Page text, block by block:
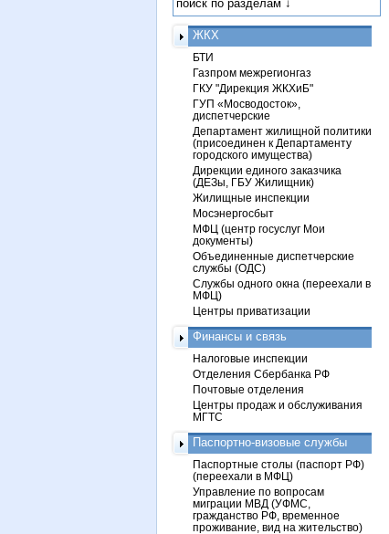
ЖКХ
БТИ
Газпром межрегионгаз
ГКУ "Дирекция ЖКХиБ"
ГУП «Мосводосток»,
диспетчерские
Департамент жилищной политики
(присоединен к Департаменту
городского имущества)
Дирекции единого заказчика
(ДЕЗы, ГБУ Жилищник)
Жилищные инспекции
Мосэнергосбыт
МФЦ (центр госуслуг Мои
документы)
Объединенные диспетчерские
службы (ОДС)
Службы одного окна (переехали в
МФЦ)
Центры приватизации
Финансы и связь
Налоговые инспекции
Отделения Сбербанка РФ
Почтовые отделения
Центры продаж и обслуживания
МГТС
Паспортно-визовые службы
Паспортные столы (паспорт РФ)
(переехали в МФЦ)
Управление по вопросам
миграции МВД (УФМС,
гражданство РФ, временное
проживание, вид на жительство)